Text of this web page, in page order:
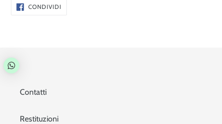
CONDIVIDI
Contatti
Restituzioni